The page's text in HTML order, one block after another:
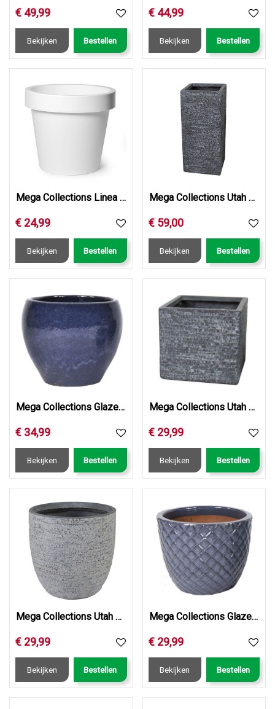
€ 49,99
Bekijken Bestellen
€ 44,99
Bekijken Bestellen
Mega Collections Linea Iris Flowerpot White D50H44
€ 24,99
Bekijken Bestellen
Mega Collections Utah Cubihi Graphite W27H60
€ 59,00
Bekijken Bestellen
Mega Collections Glazed Belly Antique Grey D38H32
€ 34,99
Bekijken Bestellen
Mega Collections Utah Cubi Graphite W27H28
€ 29,99
Bekijken Bestellen
Mega Collections Utah Egg Pot Washed Grey D32H31
€ 29,99
Bekijken Bestellen
Mega Collections Glazed Egg Pineapple Antique Grey D29H24
€ 29,99
Bekijken Bestellen